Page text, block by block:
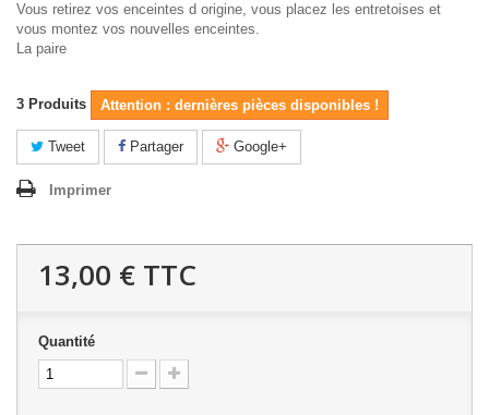
Vous retirez vos enceintes d origine, vous placez les entretoises et
vous montez vos nouvelles enceintes.
La paire
3 Produits Attention : dernières pièces disponibles !
Tweet Partager Google+
Imprimer
13,00 € TTC
Quantité